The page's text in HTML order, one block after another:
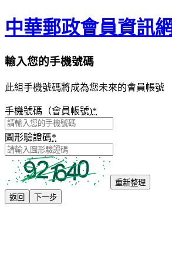
中華郵政會員資訊網
輸入您的手機號碼
此組手機號碼將成為您未來的會員帳號
手機號碼（會員帳號)*
圖形驗證碼*
重新整理
返回
下一步